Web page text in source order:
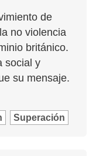
de
no violencia
británico.
social y
su mensaje.
Superación